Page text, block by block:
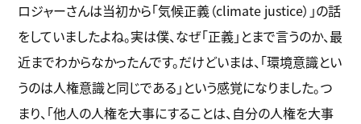
ロジャーさんは当初から「気候正義（climate justice）」の話
をしていましたよね。実は僕、なぜ「正義」とまで言うのか、最
近までわからなかったんです。だけどいまは、「環境意識とい
うのは人権意識と同じである」という感覚になりました。つ
まり、「他人の人権を大事にすることは、自分の人権を大事